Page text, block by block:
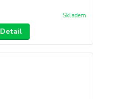
Skladem
Detail